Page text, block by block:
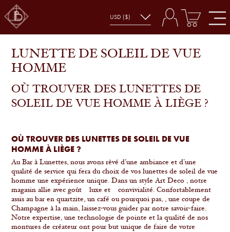
LUNETTE DE SOLEIL DE VUE
HOMME
OÙ TROUVER DES LUNETTES DE
SOLEIL DE VUE HOMME À LIÈGE ?
OÙ TROUVER DES LUNETTES DE SOLEIL DE VUE
HOMME À LIÈGE ?
Au Bar à Lunettes, nous avons rêvé d’une ambiance et d’une
qualité de service qui fera du choix de vos lunettes de soleil de vue
homme une expérience unique. Dans un style Art Deco , notre
magasin allie avec goût luxe et convivialité. Confortablement
assis au bar en quartzite, un café ou pourquoi pas, , une coupe de
Champagne à la main, laissez-vous guider par notre savoir-faire.
Notre expertise, une technologie de pointe et la qualité de nos
montures de créateur ont pour but unique de faire de votre